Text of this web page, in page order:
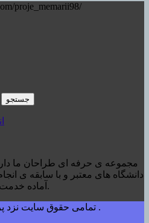
proje_memarii98/
جستجو
مجموعه ی حرفه ای طراحان ما
دانشگاه های معتبر و با سابقه ی
آماده خدمت رسانی به شما عزیزان هستند.
تمامی حقوق سایت نزد پروژه معماری98 محفوظ است .